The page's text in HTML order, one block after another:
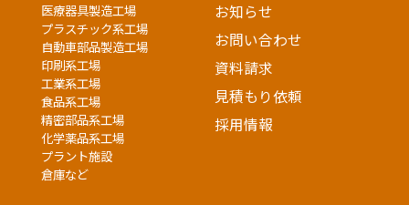
医療器具製造工場
プラスチック系工場
自動車部品製造工場
印刷系工場
工業系工場
食品系工場
精密部品系工場
化学薬品系工場
プラント施設
倉庫など
お知らせ
お問い合わせ
資料請求
見積もり依頼
採用情報